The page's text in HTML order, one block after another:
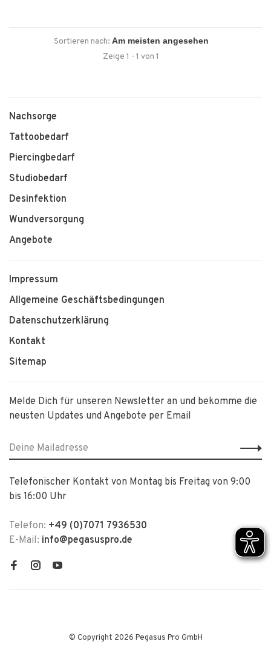
Sortieren nach:
Zeige 1 - 1 von 1
Nachsorge
Tattoobedarf
Piercingbedarf
Studiobedarf
Desinfektion
Wundversorgung
Angebote
Impressum
Allgemeine Geschäftsbedingungen
Datenschutzerklärung
Kontakt
Sitemap
Melde Dich für unseren Newsletter an und bekomme die
neusten Updates und Angebote per Email
Telefonischer Kontakt von Montag bis Freitag von 9:00
bis 16:00 Uhr
Telefon: +49 (0)7071 7936530
E-Mail: info@pegasuspro.de
© Copyright 2026 Pegasus Pro GmbH